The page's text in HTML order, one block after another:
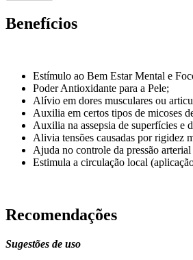
Benefícios
Estímulo ao Bem Estar Mental e
Poder Antioxidante para a Pele;
Alívio em dores musculares ou
Auxilia em certos tipos de micoses
Auxilia na assepsia de superfícies e
Alivia tensões causadas por rigidez
Ajuda no controle da pressão
Estimula a circulação local
Recomendações
Sugestões de uso